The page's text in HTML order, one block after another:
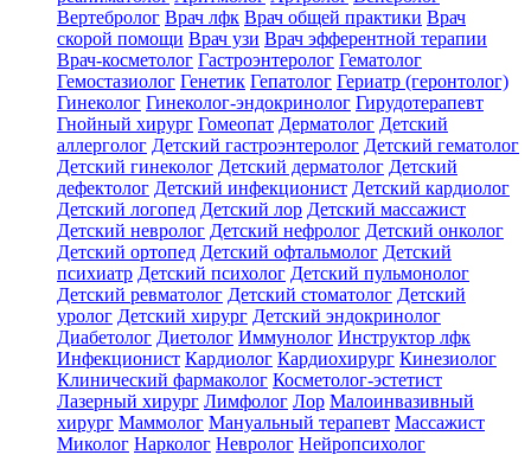
Вертебролог Врач лфк Врач общей практики Врач
скорой помощи Врач узи Врач эфферентной терапии
Врач-косметолог Гастроэнтеролог Гематолог
Гемостазиолог Генетик Гепатолог Гериатр (геронтолог)
Гинеколог Гинеколог-эндокринолог Гирудотерапевт
Гнойный хирург Гомеопат Дерматолог Детский
аллерголог Детский гастроэнтеролог Детский гематолог
Детский гинеколог Детский дерматолог Детский
дефектолог Детский инфекционист Детский кардиолог
Детский логопед Детский лор Детский массажист
Детский невролог Детский нефролог Детский онколог
Детский ортопед Детский офтальмолог Детский
психиатр Детский психолог Детский пульмонолог
Детский ревматолог Детский стоматолог Детский
уролог Детский хирург Детский эндокринолог
Диабетолог Диетолог Иммунолог Инструктор лфк
Инфекционист Кардиолог Кардиохирург Кинезиолог
Клинический фармаколог Косметолог-эстетист
Лазерный хирург Лимфолог Лор Малоинвазивный
хирург Маммолог Мануальный терапевт Массажист
Миколог Нарколог Невролог Нейропсихолог